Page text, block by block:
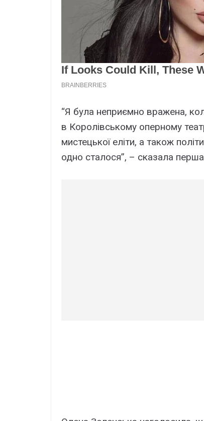
“Я була неприємно вражена,
в Королівському оперному
мистецької еліти, а також
одно сталося”, – сказала перша